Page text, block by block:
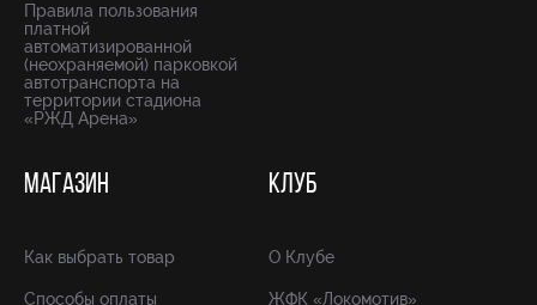
Правила пользования
платной
автоматизированной
(неохраняемой) парковкой
автотранспорта на
территории стадиона
«РЖД Арена»
МАГАЗИН
Как выбрать товар
Способы оплаты
КЛУБ
О Клубе
ЖФК «Локомотив»